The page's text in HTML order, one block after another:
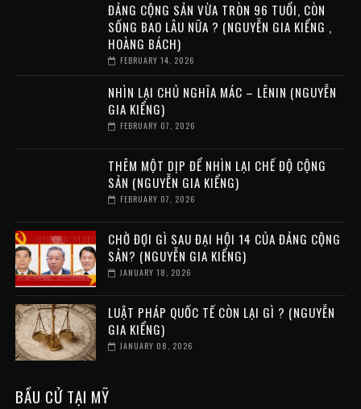
ĐẢNG CỘNG SẢN VỪA TRÒN 96 TUỔI, CÒN
SỐNG BAO LÂU NỮA ? (NGUYỄN GIA KIỂNG ,
HOÀNG BÁCH)
FEBRUARY 14, 2026
NHÌN LẠI CHỦ NGHĨA MÁC – LÊNIN (NGUYỄN
GIA KIỂNG)
FEBRUARY 07, 2026
THÊM MỘT DỊP ĐỂ NHÌN LẠI CHẾ ĐỘ CỘNG
SẢN (NGUYỄN GIA KIỂNG)
FEBRUARY 07, 2026
CHỜ ĐỢI GÌ SAU ĐẠI HỘI 14 CỦA ĐẢNG CỘNG
SẢN? (NGUYỄN GIA KIỂNG)
JANUARY 18, 2026
LUẬT PHÁP QUỐC TẾ CÒN LẠI GÌ ? (NGUYỄN
GIA KIỂNG)
JANUARY 08, 2026
BẦU CỬ TẠI MỸ